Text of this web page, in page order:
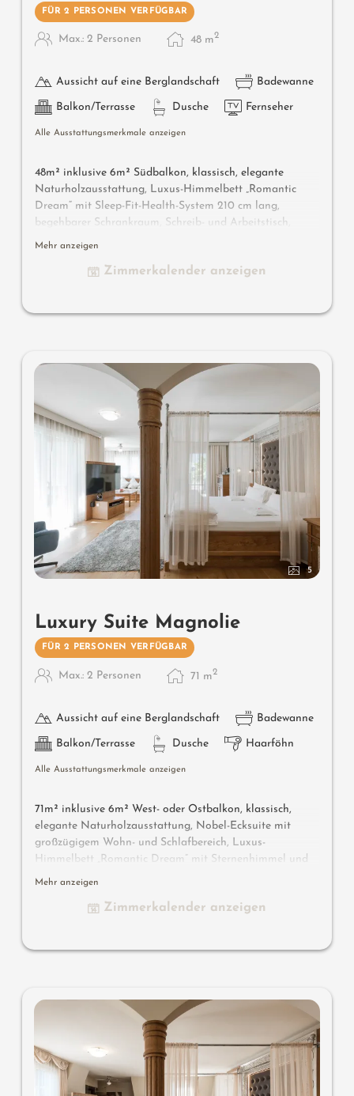
FÜR 2 PERSONEN VERFÜGBAR
Max.: 2 Personen 48 m2
Aussicht auf eine Berglandschaft Badewanne
Balkon/Terrasse Dusche Fernseher
Alle Ausstattungsmerkmale anzeigen
48m² inklusive 6m² Südbalkon, klassisch, elegante
Naturholzausstattung, Luxus-Himmelbett „Romantic
Dream“ mit Sleep-Fit-Health-System 210 cm lang,
begehbarer Schrankraum, Schreib- und Arbeitstisch,
Romantic-Fire-Kamin, Dolby-Surround-TV mit DVD,
Edel-Badezimmer mit Relax-Dusche für 2, im Raum
Mehr anzeigen
Zimmerkalender anzeigen
5
Luxury Suite Magnolie
FÜR 2 PERSONEN VERFÜGBAR
Max.: 2 Personen 71 m2
Aussicht auf eine Berglandschaft Badewanne
Balkon/Terrasse Dusche Haarföhn
Alle Ausstattungsmerkmale anzeigen
71m² inklusive 6m² West- oder Ostbalkon, klassisch,
elegante Naturholzausstattung, Nobel-Ecksuite mit
großzügigem Wohn- und Schlafbereich, Luxus-
Himmelbett „Romantic Dream” mit Sternenhimmel und
Sleep-Fit-Health-System 210 cm lang, großzügiges
Schreib- und Arbeitstisch, Romantic-Fire-Kamin, Dolby-
Mehr anzeigen
Zimmerkalender anzeigen